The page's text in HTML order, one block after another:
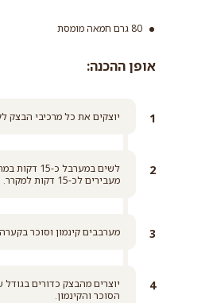
80 גרם חמאה מומסת
אופן ההכנה:
יוצקים את כל מרכיבי הבצק
לשים
מעבירים לכ-15 דקות למקרר.
מערבבים קינמון וסוכר
הסוכר והקינמון.